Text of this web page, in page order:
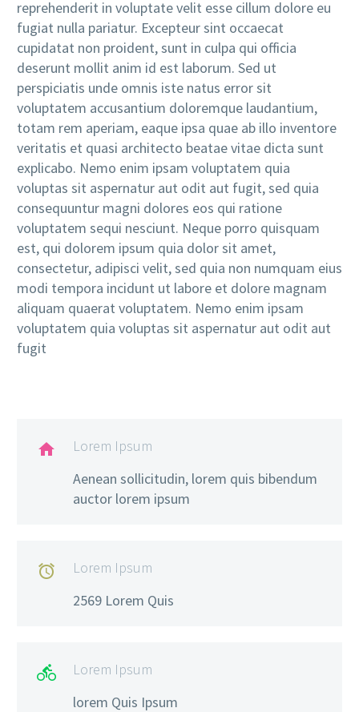
reprehenderit in voluptate velit esse cillum dolore eu
fugiat nulla pariatur. Excepteur sint occaecat
cupidatat non proident, sunt in culpa qui officia
deserunt mollit anim id est laborum. Sed ut
perspiciatis unde omnis iste natus error sit
voluptatem accusantium doloremque laudantium,
totam rem aperiam, eaque ipsa quae ab illo inventore
veritatis et quasi architecto beatae vitae dicta sunt
explicabo. Nemo enim ipsam voluptatem quia
voluptas sit aspernatur aut odit aut fugit, sed quia
consequuntur magni dolores eos qui ratione
voluptatem sequi nesciunt. Neque porro quisquam
est, qui dolorem ipsum quia dolor sit amet,
consectetur, adipisci velit, sed quia non numquam eius
modi tempora incidunt ut labore et dolore magnam
aliquam quaerat voluptatem. Nemo enim ipsam
voluptatem quia voluptas sit aspernatur aut odit aut
fugit

Lorem Ipsum
Aenean sollicitudin, lorem quis bibendum
auctor lorem ipsum

Lorem Ipsum
2569 Lorem Quis

Lorem Ipsum
lorem Quis Ipsum